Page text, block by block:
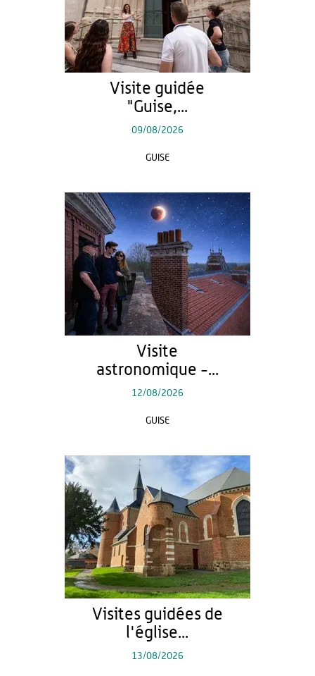
Visite guidée
"Guise,...
09/08/2026
GUISE
Visite
astronomique -...
12/08/2026
GUISE
Visites guidées de
l'église...
13/08/2026